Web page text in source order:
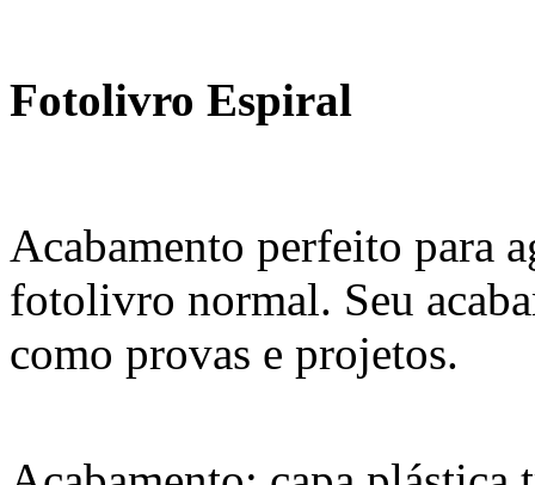
Fotolivro Espiral
Acabamento perfeito para
fotolivro normal. Seu
como provas e projetos.